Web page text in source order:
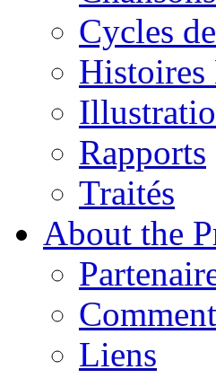
Cycles
Rapports
Traités
About the
Liens